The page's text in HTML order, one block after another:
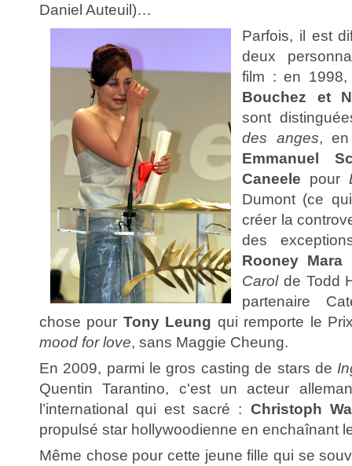
Daniel Auteuil)…
Parfois, il est
deux
film : en
Bouchez et
sont
des anges,
Emmanuel
Caneele pour
Dumont (ce
créer la
des
Rooney Mara
Carolde Todd
partenaire
chose pour Tony Leung qui remporte le
mood for love, sans Maggie Cheung.
En 2009, parmi le gros casting de stars de
Quentin Tarantino, c'est un acteur
l’international qui est sacré : Christoph
propulsé star hollywoodienne en enchaînant
Même chose pour cette jeune fille qui se